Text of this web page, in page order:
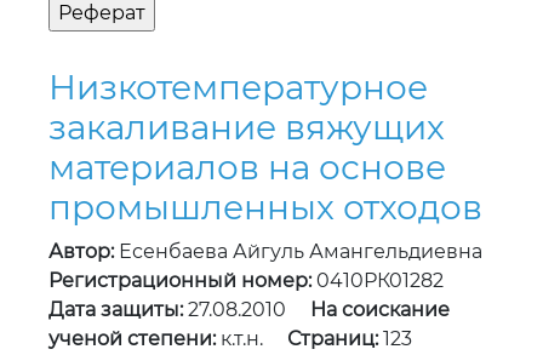
Низкотемпературное
закаливание вяжущих
материалов на основе
промышленных отходов
Автор:Есенбаева Айгуль Амангельдиевна
Регистрационный номер:0410РК01282
Дата защиты:27.08.2010
На соискание
ученой степени:к.т.н. Страниц:123